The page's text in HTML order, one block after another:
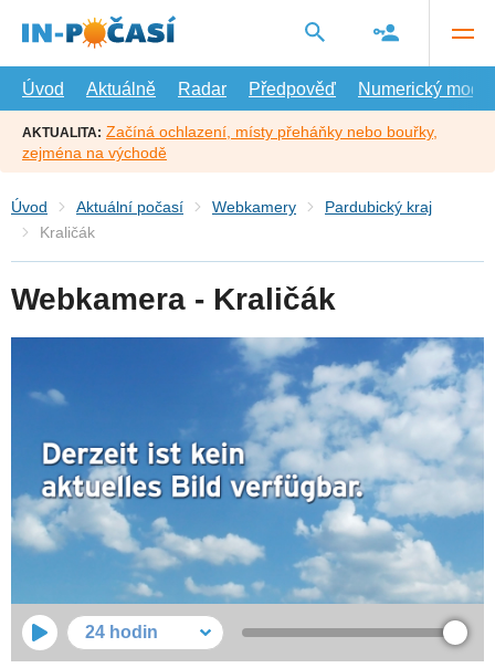
hlavní
Úvod
Aktuálně Radar Předpověď Numerický model
AKTUALITA: Začíná ochlazení, místy přeháňky nebo bouřky,
zejména na východě
Úvod Aktuální počasí Webkamery
Pardubický kraj
Kraličák
Webkamera - Kraličák
24 hodin